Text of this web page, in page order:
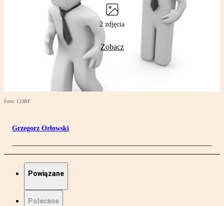
2 zdjęcia
Zobacz
Foto: 123RF
Grzegorz Orłowski
Powiązane
Polecane